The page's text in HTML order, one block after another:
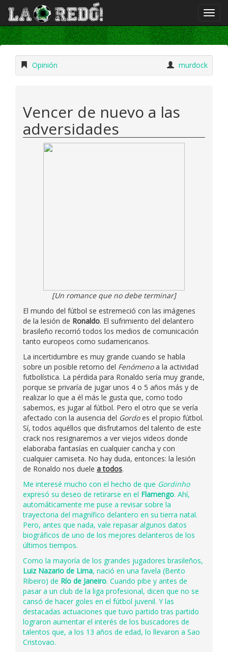
Opinión murdock
Vencer de nuevo a las
adversidades
[Un romance que no debe terminar]
El mundo del fútbol se estremeció con las imágenes
de la lesión de Ronaldo. El sufrimiento del delantero
brasileño recorrió todos los medios de comunicación
tanto europeos como sudamericanos.
La incertidumbre es muy grande cuando se habla
sobre un posible retorno del Fenómenoa la actividad
futbolística. La pérdida para Ronaldo sería muy grande,
porque se privaría de jugar unos 4 o 5 años más y de
realizar lo que a él más le gusta que, como todo
sabemos, es jugar al fútbol. Pero el otro que se vería
afectado con la ausencia del Gordoes el propio fútbol.
Sí, todos aquéllos que disfrutamos del talento de este
crack nos resignaremos a ver viejos videos donde
elaboraba fantasías en cualquier cancha y con
cualquier camiseta. No hay duda, entonces: la lesión
de Ronaldo nos duele a todos.
Me interesé mucho con el hecho de que Gordinho
expresó su deseo de retirarse en el Flamengo. Ahí,
automáticamente me puse a revisar sobre la
trayectoria del magnífico delantero en su tierra natal.
Pero, antes que nada, vale repasar algunos datos
biográficos de uno de los mejores delanteros de los
últimos tiempos.
Como la mayoría de los grandes jugadores brasileños,
Luiz Nazario de Lima, nació en una favela (Bento
Ribeiro) de Río de Janeiro. Cuando pibe y antes de
pasar a un club de la liga profesional, dicen que no se
cansó de hacer goles en el fútbol juvenil. Y las
destacadas actuaciones que tuvo partido tras partido
lograron aumentar el interés de los buscadores de
talentos que, a los 13 años de edad, lo llevaron a Sao
Cristovao.